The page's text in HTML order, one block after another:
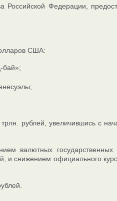
Российской Федерации,
США:
бай»;
рублей, увеличившись с
валютных государственных
снижением официального